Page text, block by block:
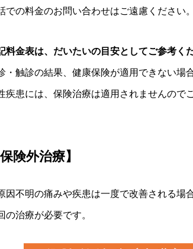
での料金のお問い合わせはご遠慮ください。
料金表は、だいたいの目安としてご参考くだ
・触診の結果、健康保険が適用できない場
疾患には、保険治療は適用されませんので
保険外治療】
因不明の痛みや疾患は一度で改善される場
の治療が必要です。